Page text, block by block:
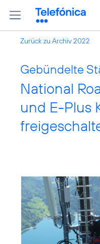
Zurück zu Archiv 2022
Gebündelte
National
und E-Plus